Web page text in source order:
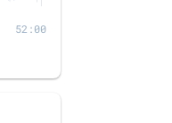
52:00